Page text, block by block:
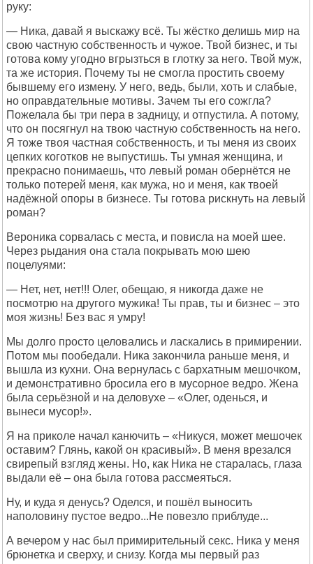
руку:
— Ника, давай я выскажу всё. Ты жёстко делишь мир на
свою частную собственность и чужое. Твой бизнес, и ты
готова кому угодно вгрызться в глотку за него. Твой муж,
та же история. Почему ты не смогла простить своему
бывшему его измену. У него, ведь, были, хоть и слабые,
но оправдательные мотивы. Зачем ты его сожгла?
Пожелала бы три пера в задницу, и отпустила. А потому,
что он посягнул на твою частную собственность на него.
Я тоже твоя частная собственность, и ты меня из своих
цепких коготков не выпустишь. Ты умная женщина, и
прекрасно понимаешь, что левый роман обернётся не
только потерей меня, как мужа, но и меня, как твоей
надёжной опоры в бизнесе. Ты готова рискнуть на левый
роман?
Вероника сорвалась с места, и повисла на моей шее.
Через рыдания она стала покрывать мою шею
поцелуями:
— Нет, нет, нет!!! Олег, обещаю, я никогда даже не
посмотрю на другого мужика! Ты прав, ты и бизнес – это
моя жизнь! Без вас я умру!
Мы долго просто целовались и ласкались в примирении.
Потом мы пообедали. Ника закончила раньше меня, и
вышла из кухни. Она вернулась с бархатным мешочком,
и демонстративно бросила его в мусорное ведро. Жена
была серьёзной и на деловухе – «Олег, оденься, и
вынеси мусор!».
Я на приколе начал канючить – «Никуся, может мешочек
оставим? Глянь, какой он красивый». В меня врезался
свирепый взгляд жены. Но, как Ника не старалась, глаза
выдали её – она была готова рассмеяться.
Ну, и куда я денусь? Оделся, и пошёл выносить
наполовину пустое ведро...Не повезло приблуде...
А вечером у нас был примирительный секс. Ника у меня
брюнетка и сверху, и снизу. Когда мы первый раз